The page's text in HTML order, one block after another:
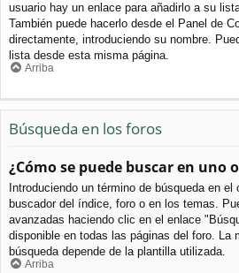
usuario hay un enlace para añadirlo a su
También puede hacerlo desde el Panel de
directamente, introduciendo su nombre.
lista desde esta misma página.
Arriba
Búsqueda en los foros
¿Cómo se puede buscar en uno
Introduciendo un término de búsqueda en el
buscador del índice, foro o en los temas.
avanzadas haciendo clic en el enlace
disponible en todas las páginas del foro. La
búsqueda depende de la plantilla utilizada.
Arriba